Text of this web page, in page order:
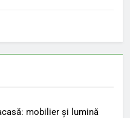
mobilier și lumină